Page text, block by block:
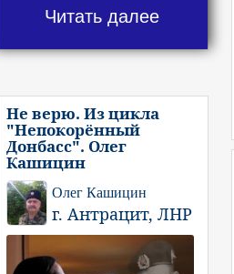
Читать далее
Не верю. Из цикла
"Непокорённый
Донбасс". Олег
Кашицин
Олег Кашицин
г. Антрацит, ЛНР